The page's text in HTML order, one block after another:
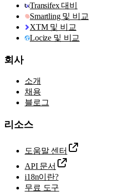
Transifex 대비
Smartling 및 비교
XTM 및 비교
Locize 및 비교
회사
소개
채용
블로그
리소스
도움말 센터
API 문서
i18n이란?
무료 도구